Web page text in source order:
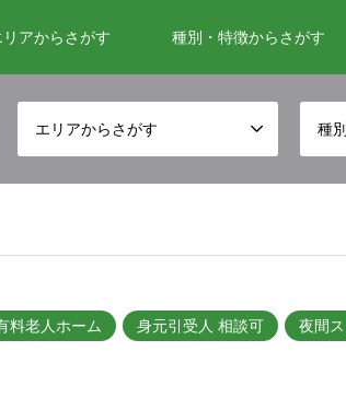
リアからさがす 種別・特徴からさがす
エリアからさがす 種
料老人ホーム 身元引受人 相談可 夜間